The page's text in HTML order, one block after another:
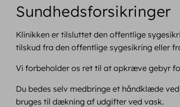
Sundhedsforsikringer
Klinikken er tilsluttet den offentlige
tilskud fra den offentlige sygesikring eller
Vi forbeholder os ret til at opkræve gebyr
Du bedes selv medbringe et håndklæde
bruges til dækning af udgifter ved vask.